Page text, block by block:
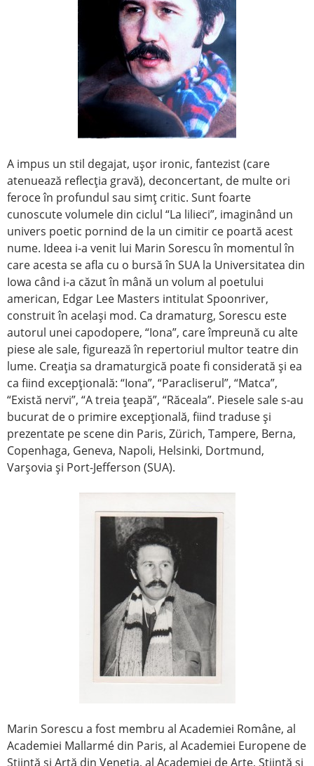
A impus un stil degajat, uşor ironic, fantezist (care
atenuează reflecţia gravă), deconcertant, de multe ori
feroce în profundul sau simţ critic. Sunt foarte
cunoscute volumele din ciclul “La lilieci”, imaginând un
univers poetic pornind de la un cimitir ce poartă acest
nume. Ideea i-a venit lui Marin Sorescu în momentul în
care acesta se afla cu o bursă în SUA la Universitatea din
Iowa când i-a căzut în mână un volum al poetului
american, Edgar Lee Masters intitulat Spoonriver,
construit în acelaşi mod. Ca dramaturg, Sorescu este
autorul unei capodopere, “Iona”, care împreună cu alte
piese ale sale, figurează în repertoriul multor teatre din
lume. Creaţia sa dramaturgică poate fi considerată şi ea
ca fiind excepţională: “Iona”, “Paracliserul”, “Matca”,
“Există nervi”, “A treia ţeapă”, “Răceala”. Piesele sale s-au
bucurat de o primire excepţională, fiind traduse şi
prezentate pe scene din Paris, Zürich, Tampere, Berna,
Copenhaga, Geneva, Napoli, Helsinki, Dortmund,
Varşovia şi Port-Jefferson (SUA).
Marin Sorescu a fost membru al Academiei Române, al
Academiei Mallarmé din Paris, al Academiei Europene de
Ştiinţă şi Artă din Veneţia, al Academiei de Arte, Ştiinţă şi